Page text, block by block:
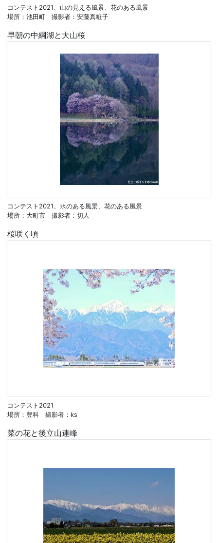
コンテスト2021、山の見える風景、花のある風景
場所：池田町 撮影者：安藤真粧子
早朝の中綱湖と大山桜
コンテスト2021、水のある風景、花のある風景
場所：大町市 撮影者：切人
桜咲く頃
コンテスト2021
場所：豊科 撮影者：ks
菜の花と後立山連峰